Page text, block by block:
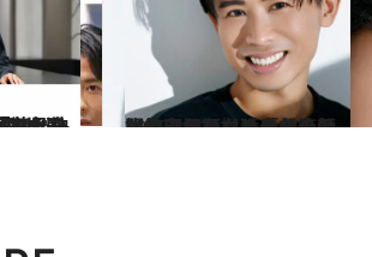
別した“決定的理由” 2025.8.12
【小田切ヒロ】「なんとなく老けたな＝自分の顔に飽きた証拠」今すぐ垢抜けるメイクテクを大公開＜崩れない猛暑対策も＞
ビューティ＆ヘルス